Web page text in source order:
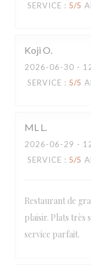
SERVICE : 5/5
Koji O
2026-06-30 -
SERVICE : 5/5
ML L
2026-06-29 -
SERVICE : 5/5
Restaurant de
plaisir. Plats très
service parfait.